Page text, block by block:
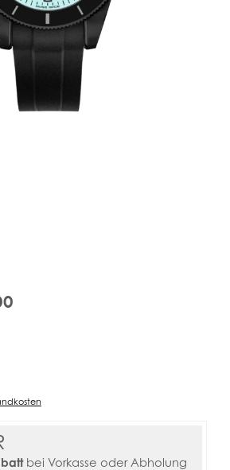
bei Vorkasse oder Abholung